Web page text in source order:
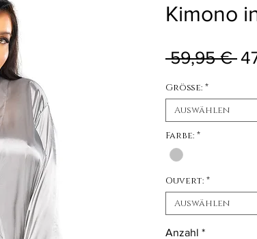
Kimono
59,95 €
Größe: *
Auswählen
Farbe: *
Ouvert: *
Auswählen
Anzahl *